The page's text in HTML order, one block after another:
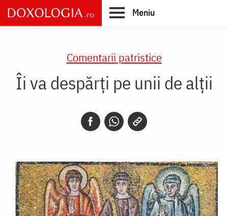
Skip
to
main
Meniu
Comentarii patristice
Îi va despărți pe unii de alții